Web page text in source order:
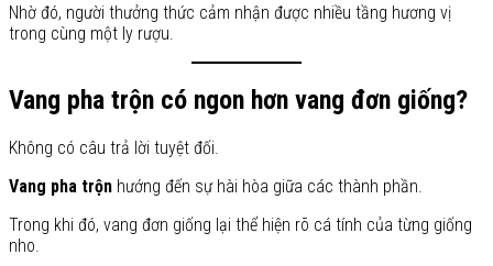
Nhờ đó, người thưởng thức cảm nhận được nhiều tầng hương vị
trong cùng một ly rượu.
Vang pha trộn có ngon hơn vang đơn giống?
Không có câu trả lời tuyệt đối.
Vang pha trộn hướng đến sự hài hòa giữa các thành phần.
Trong khi đó, vang đơn giống lại thể hiện rõ cá tính của từng giống
nho.